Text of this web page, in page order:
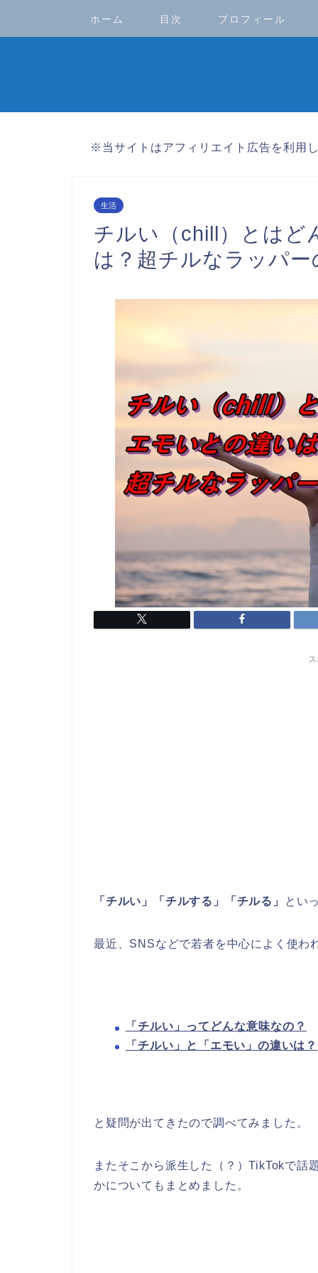
ホーム 目次 プロフィール
※当サイトはアフィリエイト広告を利用
生活
チルい（chill）とはど
は？超チルなラッパ
「チルい」「チルする」「チルる」 とい
最近、SNSなどで若者を中心によく使わ
「チルい」ってどんな意味なの？
「チルい」と
「エモい」の違いは？
と疑問が出てきたので調べてみました。
またそこから派生した（？）TikTokで話
かについてもまとめました。